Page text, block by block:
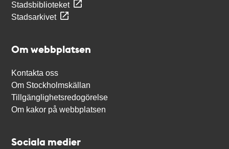
Stadsbiblioteket
Stadsarkivet
Om webbplatsen
Kontakta oss
Om Stockholmskällan
Tillgänglighetsredogörelse
Om kakor på webbplatsen
Sociala medier